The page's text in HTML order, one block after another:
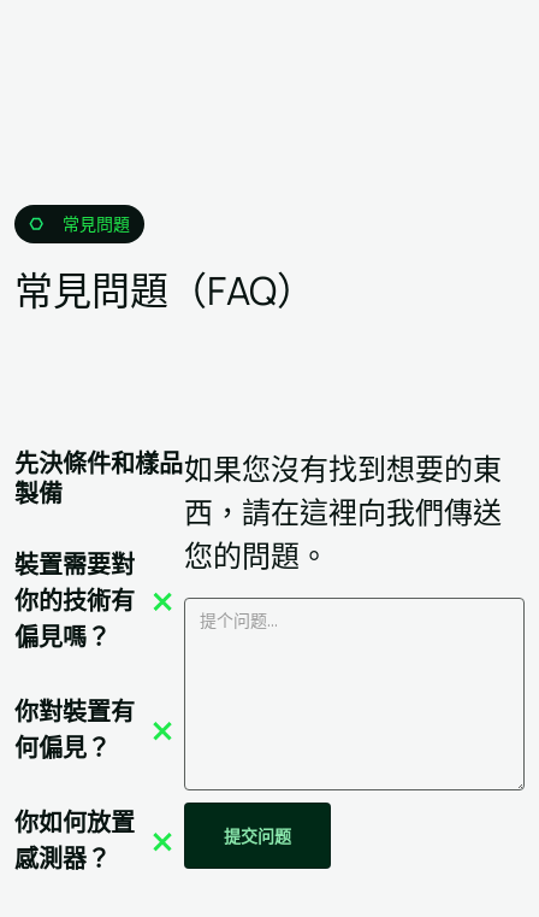
常見問題
常見問題（FAQ）
先決條件和樣品
製備
裝置需要對
你的技術有
偏見嗎？
你對裝置有
何偏見？
你如何放置
感測器？
如果您沒有找到想要的東
西，請在這裡向我們傳送
您的問題。